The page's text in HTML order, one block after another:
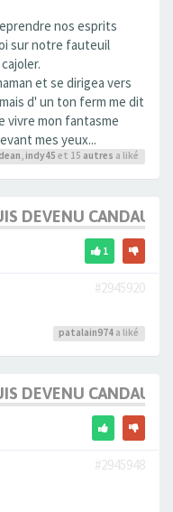
nos esprits
sur notre fauteuil
et se dirigea vers
d' un ton ferm me dit
vivre mon fantasme
mes yeux...
, indy45 et 15 autres a liké
DEVENU
1
#2945920
patalain974 a liké
DEVENU
#2945948